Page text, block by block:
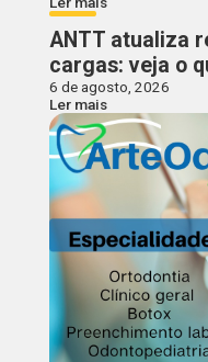
ANTT atualiza
cargas: veja o
6 de agosto, 2026
Ler mais